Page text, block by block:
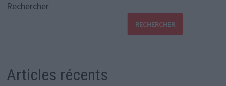
Rechercher
RECHERCHER
Articles récents